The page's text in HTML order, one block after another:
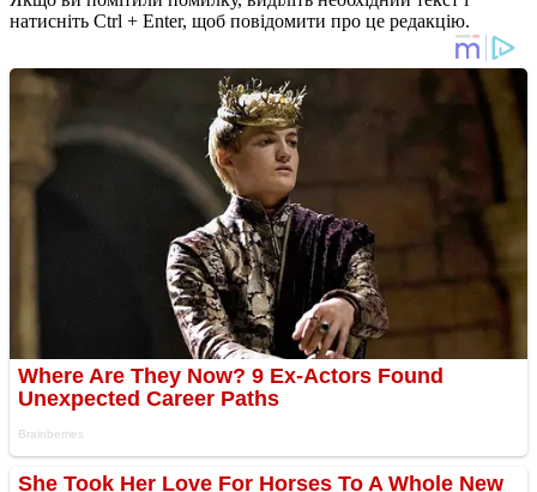
натисніть Ctrl + Enter, щоб повідомити про це редакцію.